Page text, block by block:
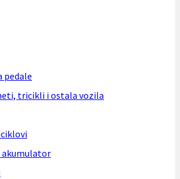
pedale
tricikli i ostala vozila
akumulator